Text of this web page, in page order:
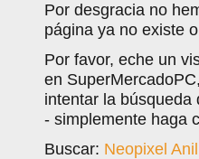
Por desgracia no
página ya no existe
Por favor, eche un
en
intentar la búsqueda
- simplemente haga
Buscar: Neopixel